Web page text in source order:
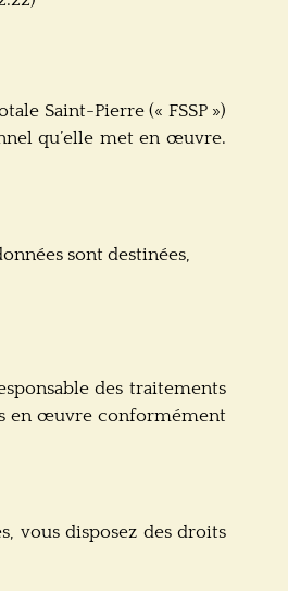
Saint-Pierre (« FSSP »)
qu’elle met en œuvre.
sont destinées,
des traitements
en œuvre conformément
vous disposez des droits